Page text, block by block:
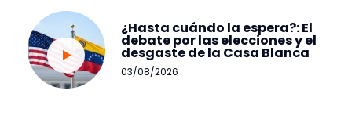
¿Hasta cuándo la espera?: El
debate por las elecciones y el
desgaste de la Casa Blanca
03/08/2026